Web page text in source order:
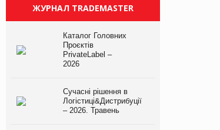
на європейський ринок
продовольство
ЖУРНАЛ TRADEMASTER
Каталог Головних
Проєктів
PrivateLabel –
2026
Сучасні рішення в
Логістиці&Дистрибуції
– 2026. Травень